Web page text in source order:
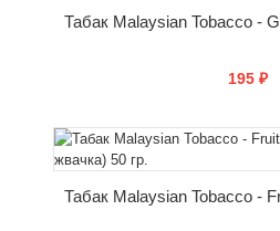
195 ₽
КУПИТЬ